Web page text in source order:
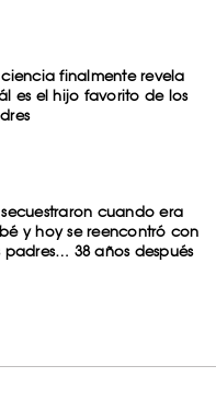
ciencia finalmente revela
es el hijo favorito de los
secuestraron cuando era
y hoy se reencontró con
padres… 38 años después